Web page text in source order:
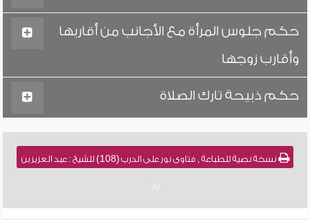
حكم جلوس المرأة مع الأجانب من أقاربها
وأقارب زوجها
حكم ذبيحة تارك الصلاة
نسخة نصية للطباعة , فتاوى نور على الدرب (108) للشيخ : عبد العزيز بن
باز